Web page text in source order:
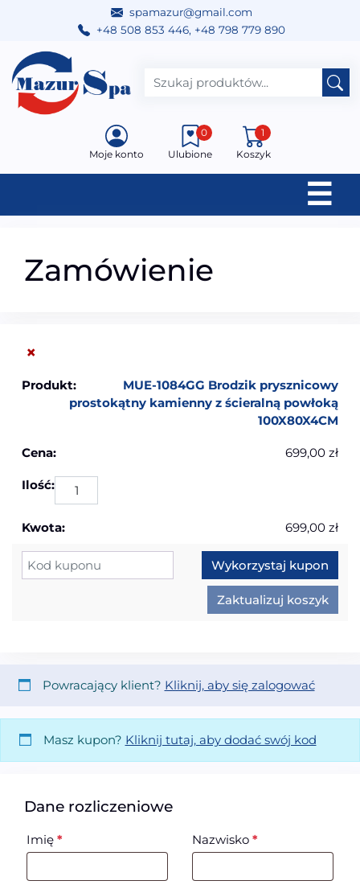
spamazur@gmail.com
+48 508 853 446, +48 798 779 890
Przejdź do treści
Main Navigation
Moje konto Ulubione
0
Koszyk
1
☰
Zamówienie
×
MUE-1084GG Brodzik prysznicowy
prostokątny kamienny z ścieralną powłoką
100X80X4CM
699,00 zł
699,00 zł
Kupon:
Wykorzystaj kupon
Zaktualizuj koszyk
Powracający klient? Kliknij, aby się zalogować
Masz kupon? Kliknij tutaj, aby dodać swój kod
Dane rozliczeniowe
Imię * Nazwisko *